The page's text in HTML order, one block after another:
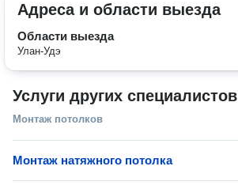
Адреса и области выезда
Области выезда
Улан-Удэ
Услуги других специалистов
Монтаж потолков
Монтаж натяжного потолка